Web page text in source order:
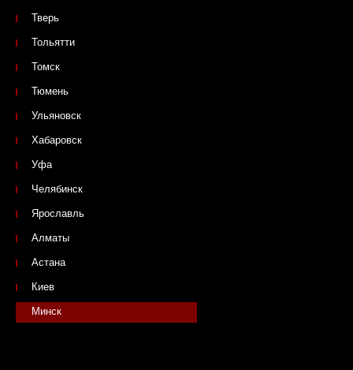
Тверь
Тольятти
Томск
Тюмень
Ульяновск
Хабаровск
Уфа
Челябинск
Ярославль
Алматы
Астана
Киев
Минск